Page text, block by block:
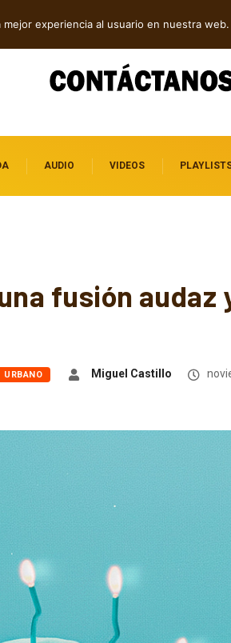
AUDIO VIDEOS
fusión audaz
URBANO Miguel Castillo
experiencia al usuario en nuestra